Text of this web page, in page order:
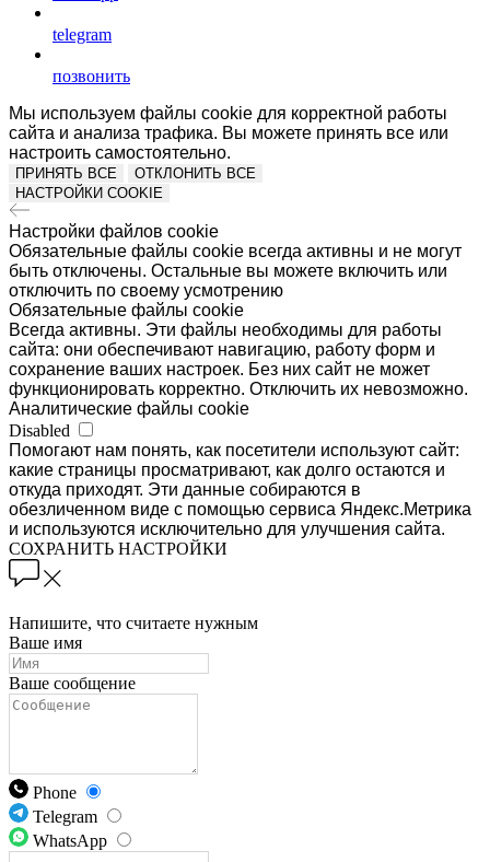
telegram
позвонить
Мы используем файлы cookie для корректной работы
сайта и анализа трафика. Вы можете принять все или
настроить самостоятельно.
ПРИНЯТЬ ВСЕ
ОТКЛОНИТЬ ВСЕ
НАСТРОЙКИ COOKIE
Настройки файлов cookie
Обязательные файлы cookie всегда активны и не могут
быть отключены. Остальные вы можете включить или
отключить по своему усмотрению
Обязательные файлы cookie
Всегда активны. Эти файлы необходимы для работы
сайта: они обеспечивают навигацию, работу форм и
сохранение ваших настроек. Без них сайт не может
функционировать корректно. Отключить их невозможно.
Аналитические файлы cookie
Disabled
Помогают нам понять, как посетители используют сайт:
какие страницы просматривают, как долго остаются и
откуда приходят. Эти данные собираются в
обезличенном виде с помощью сервиса Яндекс.Метрика
и используются исключительно для улучшения сайта.
СОХРАНИТЬ НАСТРОЙКИ
Напишите, что считаете нужным
Ваше имя
Ваше сообщение
Phone
Telegram
WhatsApp